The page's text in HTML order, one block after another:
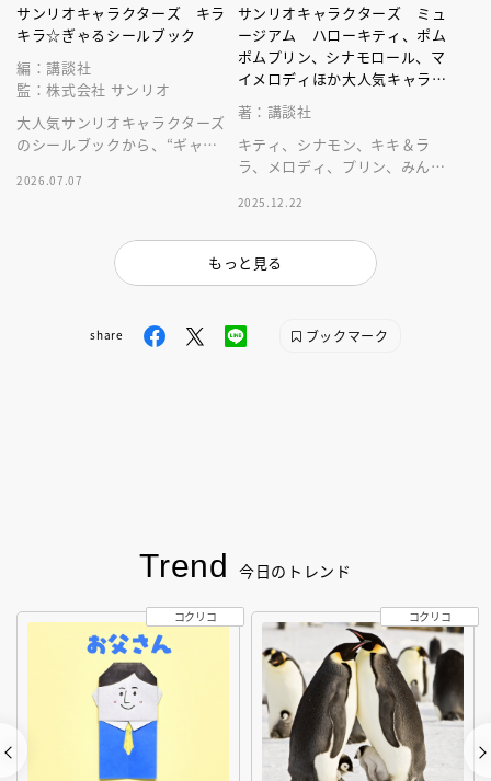
サンリオキャラクターズ キラ
キラ☆ぎゃるシールブック
編：講談社
監：株式会社 サンリオ
大人気サンリオキャラクターズ
のシールブックから、“ギャ
加工シールブックが登場
2026.07.07
サンリオキャラクターズ ミュ
ージアム ハローキティ、ポム
ポムプリン、シナモロール、マ
イメロディほか大人気キャラ大
集合
著：講談社
キティ、シナモン、キキ＆ラ
ラ、メロディ、プリン、みんな
合！ サンリオワールドの決定
2025.12.22
もっと見る
share ブックマーク
Trend 今日のトレンド
コクリコ コクリコ